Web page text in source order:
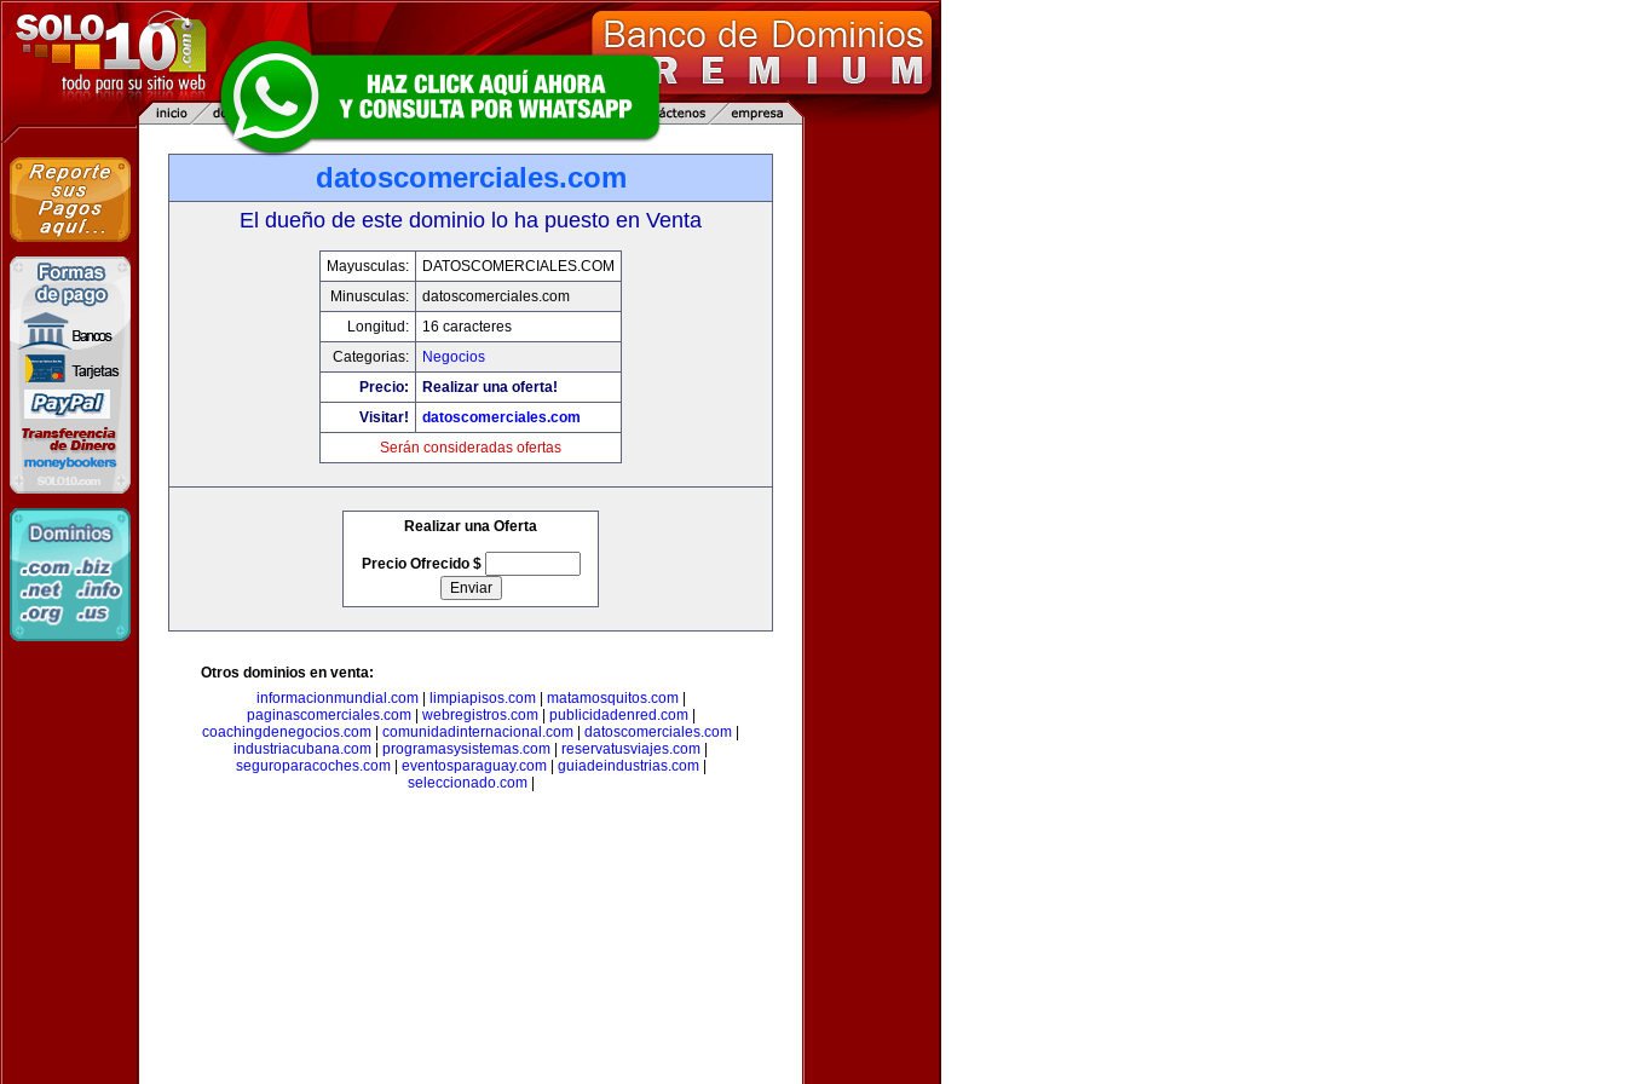
datoscomerciales.com
El dueño de este dominio lo ha puesto en Venta
Mayusculas:
DATOSCOMERCIALES.COM
Minusculas:
datoscomerciales.com
Longitud:
16 caracteres
Categorias:
Negocios
Precio:
Realizar una oferta!
Visitar!
datoscomerciales.com
Serán consideradas ofertas
Realizar una Oferta
Precio Ofrecido $
Otros dominios en venta:
informacionmundial.com| limpiapisos.com| matamosquitos.com|
paginascomerciales.com| webregistros.com| publicidadenred.com|
coachingdenegocios.com
comunidadinternacional.com datoscomerciales.com
industriacubana.com
programasysistemas.com reservatusviajes.com
seguroparacoches.com| eventosparaguay.com| guiadeindustrias.com|
seleccionado.com|